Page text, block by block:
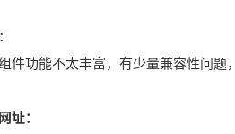
件功能不太丰富，有少量兼容性问题
址：